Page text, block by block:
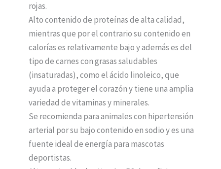
rojas.
Alto contenido de proteínas de alta calidad,
mientras que por el contrario su contenido en
calorías es relativamente bajo y además es del
tipo de carnes con grasas saludables
(insaturadas), como el ácido linoleico, que
ayuda a proteger el corazón y tiene una amplia
variedad de vitaminas y minerales.
Se recomienda para animales con hipertensión
arterial por su bajo contenido en sodio y es una
fuente ideal de energía para mascotas
deportistas.